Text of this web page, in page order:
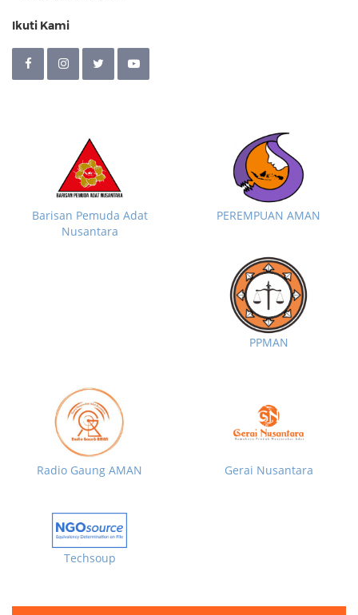
Ikuti Kami
Barisan Pemuda Adat
Nusantara
PEREMPUAN AMAN
PPMAN
Radio Gaung AMAN Gerai Nusantara
Techsoup